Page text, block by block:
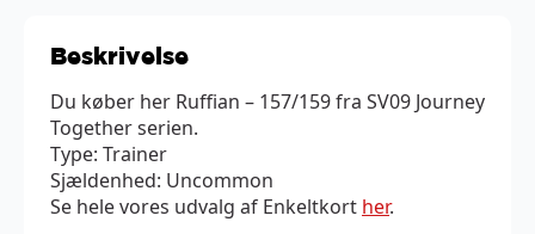
Beskrivelse
Du køber her Ruffian – 157/159 fra SV09 Journey
Together serien.
Type: Trainer
Sjældenhed: Uncommon
Se hele vores udvalg af Enkeltkort her.